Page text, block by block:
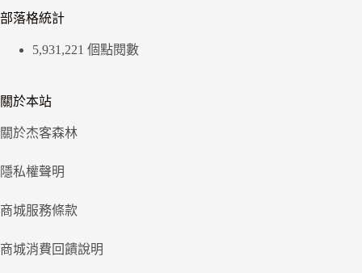
部落格統計
5,931,221 個點閱數
關於本站
關於杰客森林
隱私權聲明
商城服務條款
商城消費回饋說明